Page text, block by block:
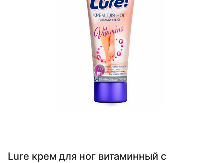
Lure крем для ног витаминный с